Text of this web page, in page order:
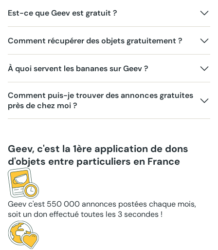
Est-ce que Geev est gratuit ?
Comment récupérer des objets gratuitement ?
À quoi servent les bananes sur Geev ?
Comment puis-je trouver des annonces gratuites
près de chez moi ?
Geev, c'est la 1ère application de dons
d'objets entre particuliers en France
Geev c'est 550 000 annonces postées chaque mois,
soit un don effectué toutes les 3 secondes !